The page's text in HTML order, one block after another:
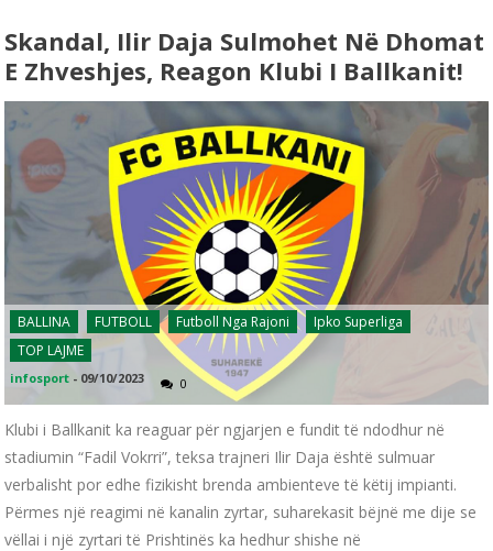
Skandal, Ilir Daja Sulmohet Në Dhomat
E Zhveshjes, Reagon Klubi I Ballkanit!
BALLINA FUTBOLL Futboll Nga Rajoni
Ipko Superliga
TOP LAJME
infosport - 09/10/2023 0
Klubi i Ballkanit ka reaguar për ngjarjen e fundit të ndodhur në
stadiumin “Fadil Vokrri”, teksa trajneri Ilir Daja është sulmuar
verbalisht por edhe fizikisht brenda ambienteve të këtij impianti.
Përmes një reagimi në kanalin zyrtar, suharekasit bëjnë me dije se
vëllai i një zyrtari të Prishtinës ka hedhur shishe në